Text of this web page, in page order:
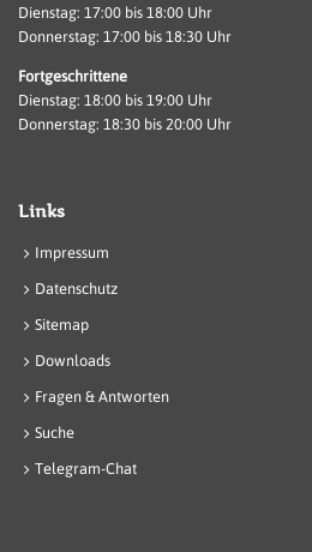
Dienstag: 17:00 bis 18:00 Uhr
Donnerstag: 17:00 bis 18:30 Uhr
Fortgeschrittene
Dienstag: 18:00 bis 19:00 Uhr
Donnerstag: 18:30 bis 20:00 Uhr
Links
Impressum
Datenschutz
Sitemap
Downloads
Fragen & Antworten
Suche
Telegram-Chat